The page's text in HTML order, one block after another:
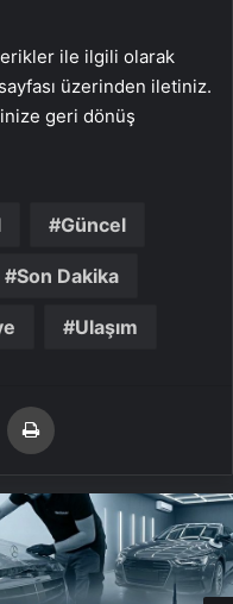
ile ilgili olarak
üzerinden iletiniz.
geri dönüş
Güncel
Son Dakika
Ulaşım
Email'den paylaş